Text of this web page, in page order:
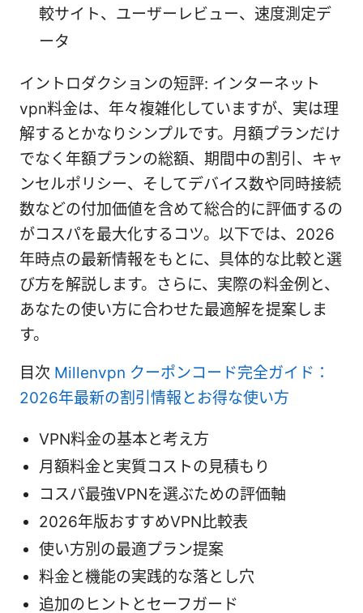
較サイト、ユーザーレビュー、速度測定デ
ータ
イントロダクションの短評: インターネット
vpn料金は、年々複雑化していますが、実は理
解するとかなりシンプルです。月額プランだけ
でなく年額プランの総額、期間中の割引、キャ
ンセルポリシー、そしてデバイス数や同時接続
数などの付加価値を含めて総合的に評価するの
がコスパを最大化するコツ。以下では、2026
年時点の最新情報をもとに、具体的な比較と選
び方を解説します。さらに、実際の料金例と、
あなたの使い方に合わせた最適解を提案しま
す。
目次 Millenvpn クーポンコード完全ガイド：
2026年最新の割引情報とお得な使い方
VPN料金の基本と考え方
月額料金と実質コストの見積もり
コスパ最強VPNを選ぶための評価軸
2026年版おすすめVPN比較表
使い方別の最適プラン提案
料金と機能の実践的な落とし穴
追加のヒントとセーフガード